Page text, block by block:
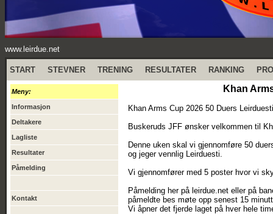
www.leirdue.net
START STEVNER TRENING RESULTATER RANKING
Meny:
Informasjon
Deltakere
Lagliste
Resultater
Påmelding
Kontakt
Khan
Khan Arms Cup 2026 50 Duers
Buskeruds JFF ønsker velkommen til
Denne uken skal vi gjennomføre 50
og jeger vennlig Leirduesti.
Vi gjennomfører med 5 poster hvor vi
Påmelding her på leirdue.net eller på
påmeldte bes møte opp senest 15
Vi åpner det fjerde laget på hver hele